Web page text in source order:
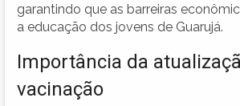
garantindo que as barreiras
a educação dos jovens de Guarujá.
Importância da
vacinação